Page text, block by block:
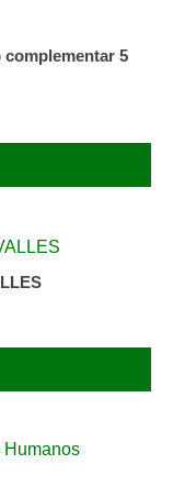
complementar 5